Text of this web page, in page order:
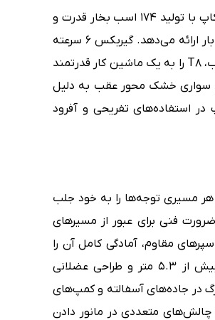
کی ام سی T8 اما داستان متفاوتی دارد. موتور ۲ لیتری توربوشارژ این پیکاپ با تولید ۱۷۴ اسب بخار قدرت و
۲۹۰ نیوتن‌متر گشتاور، کشش فوق‌العاده‌ای در سربالایی‌ها و هنگام حمل بار ارائه می‌دهد. گیربکس ۶ سرعته
دستی و سیستم انتقال قدرت پارت‌تایم با قفل دیفرانسیل الکترونیکی عقب، T8 را به یک ماشین کار قدرتمند
و سوارى خشک محور عقب به دلیل
استفاده‌های تفریحی و آفرود
در هر مسیری توجه‌ها را به خود جلب
فنی برای عبور از مسیرهای
از سطح زمین و سپرهای مقاوم، آمادگی کامل آن را
برای مواجهه با سنگلاخ‌ها نشان می‌دهد. در سوی دیگر، T8 با طول بیش از ۵.۳ متر و طراحی عضلانی
در جاده‌های آسفالته و کمپ‌های
چالش‌های متعددی در مانور دادن